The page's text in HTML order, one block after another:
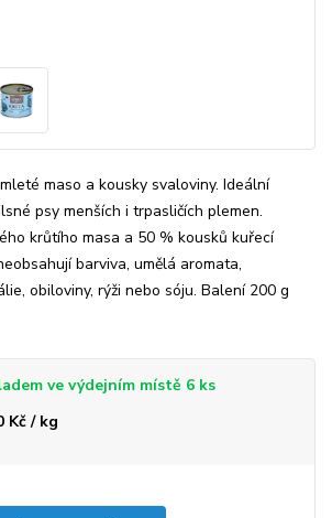
maso a kousky svaloviny. Ideální
psy menších i trpasličích plemen.
krůtího masa a 50 % kousků kuřecí
barviva, umělá aromata,
obiloviny, rýži nebo sóju. Balení 200 g
ve výdejním místě 6 ks
Kč / kg